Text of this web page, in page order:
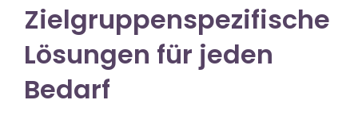
Zielgruppenspezifische
Lösungen für jeden
Bedarf